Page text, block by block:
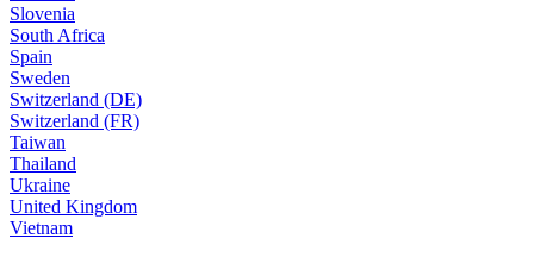
Slovenia
South Africa
Spain
Sweden
Switzerland (DE)
Switzerland (FR)
Taiwan
Thailand
Ukraine
United Kingdom
Vietnam